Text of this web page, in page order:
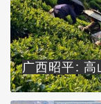
广西昭平: 高